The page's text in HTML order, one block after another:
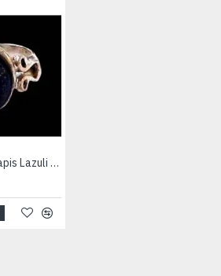
Bague argent Lapis Lazuli - Bijoux Inde - Bijoux indiens